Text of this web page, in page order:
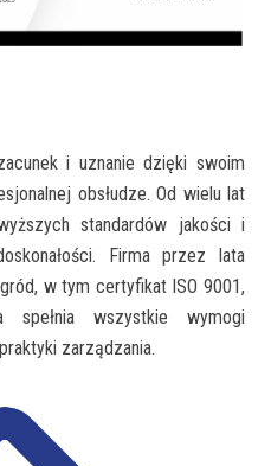
i uznanie dzięki swoim
obsłudze. Od wielu lat
standardów jakości i
Firma przez lata
w tym certyfikat ISO 9001,
wszystkie wymogi
zarządzania.